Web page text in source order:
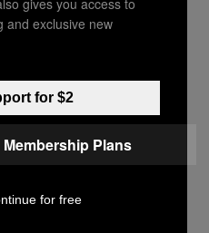
no venga. Sobre la
rápido —el amor
líquidas del
Bauman ya ha
antes que nosotros
que hay que
que es conocer —
«lo
and exclusive new
for $2
Membership Plans
for free